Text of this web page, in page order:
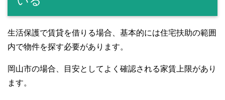
生活保護で賃貸を借りる場合、基本的には住宅扶助の範囲
内で物件を探す必要があります。
岡山市の場合、目安としてよく確認される家賃上限があり
ます。